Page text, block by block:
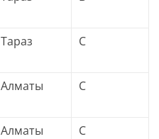
Тараз C
Алматы C
Алматы C